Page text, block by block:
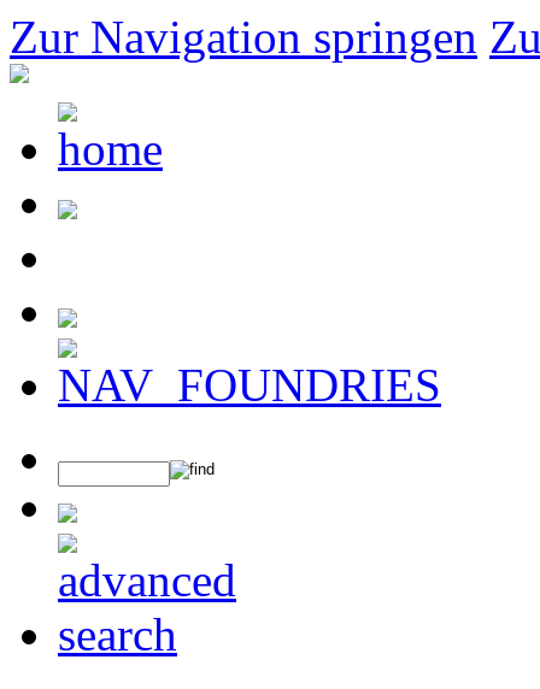
Zur Navigation springen